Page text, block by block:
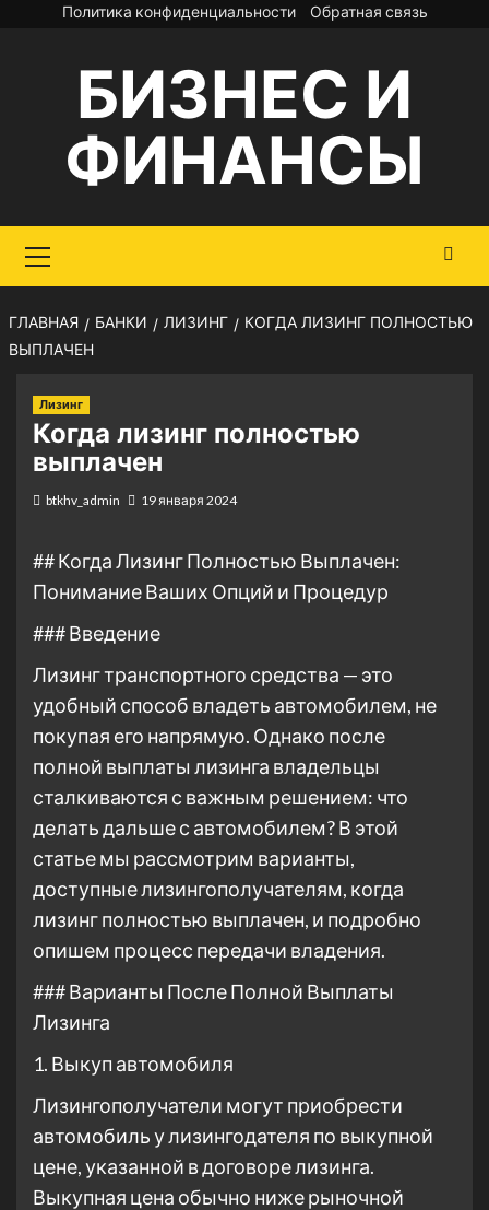
Перейти
содержимому
Политика конфиденциальности Обратная связь
БИЗНЕС И
ФИНАНСЫ
меню
ГЛАВНАЯ БАНКИ ЛИЗИНГ
КОГДА ЛИЗИНГ ПОЛНОСТЬЮ
ВЫПЛАЧЕН
Лизинг
Когда лизинг полностью
выплачен
btkhv_admin 19 января 2024
## Когда Лизинг Полностью Выплачен:
Понимание Ваших Опций и Процедур
### Введение
Лизинг транспортного средства — это
удобный способ владеть автомобилем, не
покупая его напрямую. Однако после
полной выплаты лизинга владельцы
сталкиваются с важным решением: что
делать дальше с автомобилем? В этой
статье мы рассмотрим варианты,
доступные лизингополучателям, когда
лизинг полностью выплачен, и подробно
опишем процесс передачи владения.
### Варианты После Полной Выплаты
Лизинга
1. Выкуп автомобиля
Лизингополучатели могут приобрести
автомобиль у лизингодателя по выкупной
цене, указанной в договоре лизинга.
Выкупная цена обычно ниже рыночной